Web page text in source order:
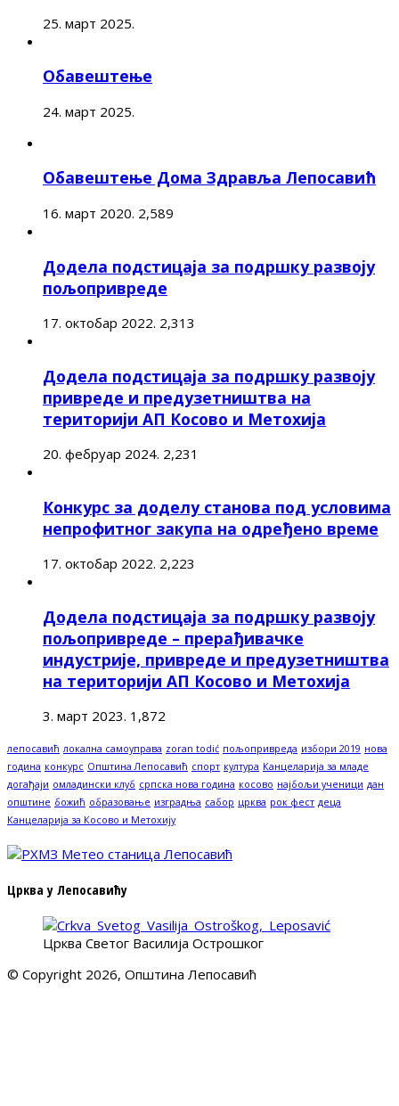
25. март 2025.
Обавештење
24. март 2025.
Обавештење Дома Здравља Лепосавић
16. март 2020. 2,589
Додела подстицаја за подршку развоју
пољопривреде
17. октобар 2022. 2,313
Додела подстицаја за подршку развоју
привреде и предузетништва на
територији АП Косово и Метохија
20. фебруар 2024. 2,231
Конкурс за доделу станова под условима
непрофитног закупа на одређено време
17. октобар 2022. 2,223
Додела подстицаја за подршку развоју
пољопривреде – прерађивачке
индустрије, привреде и предузетништва
на територији АП Косово и Метохија
3. март 2023. 1,872
лепосавић локална самоуправа zoran todić пољопривреда избори 2019 нова
година конкурс Општина Лепосавић спорт култура Канцеларија за младе
догађаји омладински клуб српска нова година косово најбољи ученици дан
општине божић образовање изградња сабор црква рок фест деца
Канцеларија за Косово и Метохију
Црква у Лепосавићу
Црква Светог Василија Острошког
© Copyright 2026, Општина Лепосавић